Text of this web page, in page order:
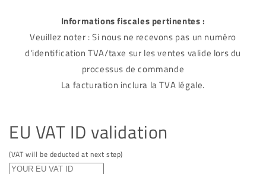
Informations fiscales pertinentes :
Veuillez noter : Si nous ne recevons pas un numéro
d'identification TVA/taxe sur les ventes valide lors du
processus de commande
La facturation inclura la TVA légale.
EU VAT ID validation
(VAT will be deducted at next step)